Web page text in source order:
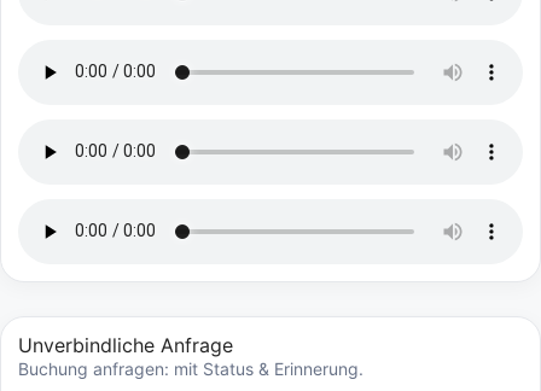
Unverbindliche Anfrage
Buchung anfragen: mit Status & Erinnerung.